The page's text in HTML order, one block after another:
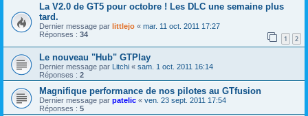
La V2.0 de GT5 pour octobre ! Les DLC une semaine plus
tard.
Dernier message par littlejo « mar. 11 oct. 2011 17:27
Réponses : 34 1 2
Le nouveau "Hub" GTPlay
Dernier message par Litchi « sam. 1 oct. 2011 16:14
Réponses : 2
Magnifique performance de nos pilotes au GTfusion
Dernier message par patelic « ven. 23 sept. 2011 17:54
Réponses : 5